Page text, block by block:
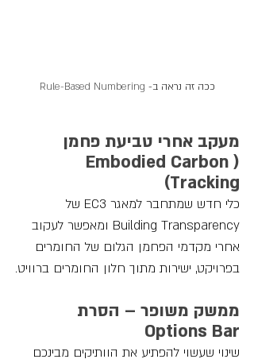
ככה זה נראה ב- Rule-Based Numbering
מעקב אחרי טביעת פחמן
(Embodied Carbon
Tracking)
כלי חדש שמתחבר למאגר EC3 של
Building Transparency ומאפשר לעקוב
אחרי מקדמי הפחמן הגלום של החומרים
בפרויקט, ישירות מתוך חלון החומרים ברוויט.
ממשק משופר – הסרת
Options Bar
שינוי שעשוי להפתיע את הוותיקים מבינכם